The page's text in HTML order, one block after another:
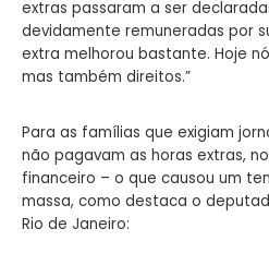
extras passaram a ser
devidamente remuneradas por
extra melhorou bastante. Hoje
mas também direitos.”
Para as famílias que exigiam
não pagavam as horas extras,
financeiro – o que causou um
massa, como destaca o
Rio de Janeiro: